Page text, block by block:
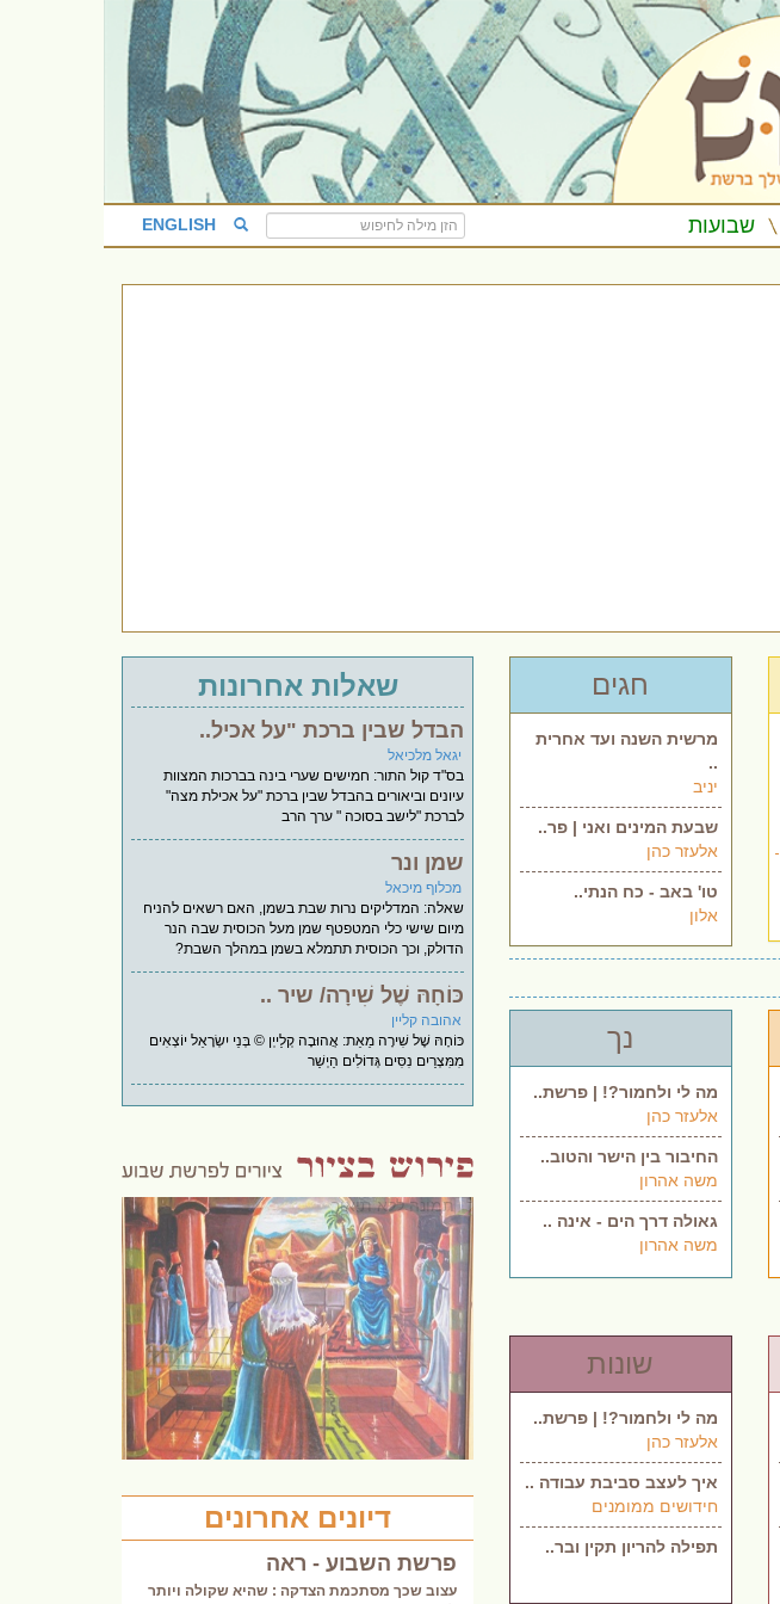
שבועות ENGLISH
חגים
מרשית השנה ועד אחרית
..
יניב
שבעת המינים ואני | פר..
אלעזר כהן
טו' באב - כח הנתי..
אלון
נך
מה לי ולחמור?! | פרשת..
אלעזר כהן
החיבור בין הישר והטוב..
משה אהרון
גאולה דרך הים - אינה ..
משה אהרון
שונות
מה לי ולחמור?! | פרשת..
אלעזר כהן
איך לעצב סביבת עבודה ..
חידושים ממומנים
תפילה להריון תקין ובר..
שאלות אחרונות
הבדל שבין ברכת "על אכיל..
יגאל מלכיאל
בס"ד קול התור: חמישים שערי בינה בברכות המצוות
עיונים וביאורים בהבדל שבין ברכת "על אכילת מצה"
לברכת "לישב בסוכה " ערך הרב
שמן ונר
מכלוף מיכאל
שאלה: המדליקים נרות שבת בשמן, האם רשאים להניח
מיום שישי כלי המטפטף שמן מעל הכוסית שבה הנר
הדולק, וכך הכוסית תתמלא בשמן במהלך השבת?
כּוֹחָהּ שֶׁל שִׁירָה/ שיר ..
אהובה קליין
כּוֹחָהּ שֶׁל שִׁירָה מֵאֵת: אֲהוּבָה קְלַייְן © בְּנֵי יִשְׂרָאֵל יוֹצְאִים
מִמִּצְרַיִם נִסִּים גְּדוֹלִים הַיְשַׁר
דיונים אחרונים
פרשת השבוע - ראה
עצוב שכך מסתכמת הצדקה : שהיא שקולה ויותר